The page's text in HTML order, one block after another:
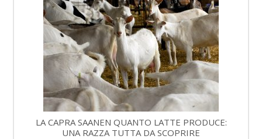
LA CAPRA SAANEN QUANTO LATTE PRODUCE:
UNA RAZZA TUTTA DA SCOPRIRE